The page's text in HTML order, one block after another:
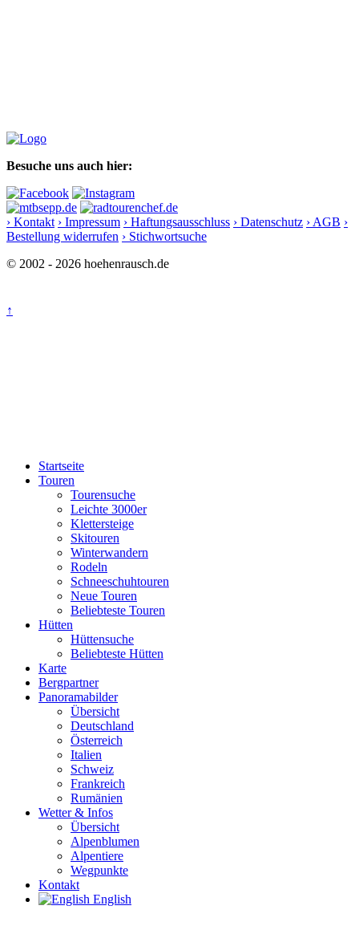
Besuche uns auch hier:
› Kontakt › Impressum › Haftungsausschluss › Datenschutz › AGB ›
Bestellung widerrufen › Stichwortsuche
© 2002 - 2026 hoehenrausch.de
↑
Startseite
Touren
Tourensuche
Leichte 3000er
Klettersteige
Skitouren
Winterwandern
Rodeln
Schneeschuhtouren
Neue Touren
Beliebteste Touren
Hütten
Hüttensuche
Beliebteste Hütten
Karte
Bergpartner
Panoramabilder
Übersicht
Deutschland
Österreich
Italien
Schweiz
Frankreich
Rumänien
Wetter & Infos
Übersicht
Alpenblumen
Alpentiere
Wegpunkte
Kontakt
English